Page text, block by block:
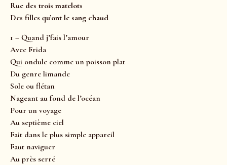
Rue des trois matelots
Des filles qu’ont le sang chaud
1 – Quand j’fais l’amour
Avec Frida
Qui ondule comme un poisson plat
Du genre limande
Sole ou flétan
Nageant au fond de l’océan
Pour un voyage
Au septième ciel
Fait dans le plus simple appareil
Faut naviguer
Au près serré